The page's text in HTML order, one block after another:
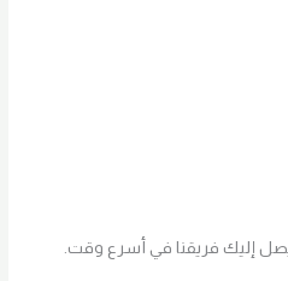
يصل إليك فريقنا في أسرع وقت.